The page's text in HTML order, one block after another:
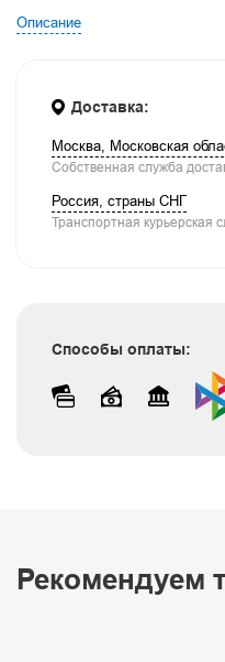
Описание
Доставка:
Москва, Московская
Собственная служба
Россия, страны СНГ
Транспортная курьерская
Способы оплаты:
Рекомендуем